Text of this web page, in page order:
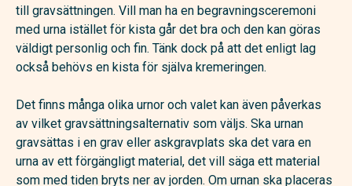
till gravsättningen. Vill man ha en begravningsceremoni
med urna istället för kista går det bra och den kan göras
väldigt personlig och fin. Tänk dock på att det enligt lag
också behövs en kista för själva kremeringen.
Det finns många olika urnor och valet kan även påverkas
av vilket gravsättningsalternativ som väljs. Ska urnan
gravsättas i en grav eller askgravplats ska det vara en
urna av ett förgängligt material, det vill säga ett material
som med tiden bryts ner av jorden. Om urnan ska placeras